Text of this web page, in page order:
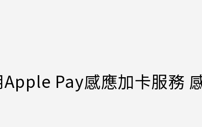
Pay感應加卡服務